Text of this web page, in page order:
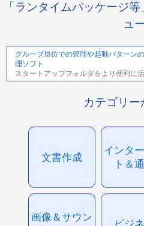
「ランタイムパッケージ
ュ
グループ単位での管理や起動パターン
理ソフト
スタートアップフォルダをより便利に
カテゴリー
文書作成
インタ
ト＆
画像＆サウン